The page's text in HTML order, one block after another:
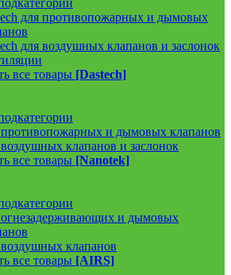
для противопожарных и дымовых
для воздушных клапанов и заслонок
все товары [Dastech]
и дымовых клапанов
клапанов и заслонок
все товары [Nanotek]
и дымовых
клапанов
все товары [AIRS]